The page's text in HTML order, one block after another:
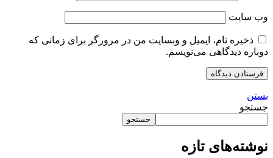
وب‌ سایت
ذخیره نام، ایمیل و وبسایت من در مرورگر برای زمانی که
دوباره دیدگاهی می‌نویسم.
بستن
جستجو
جستجو
نوشته‌های تازه